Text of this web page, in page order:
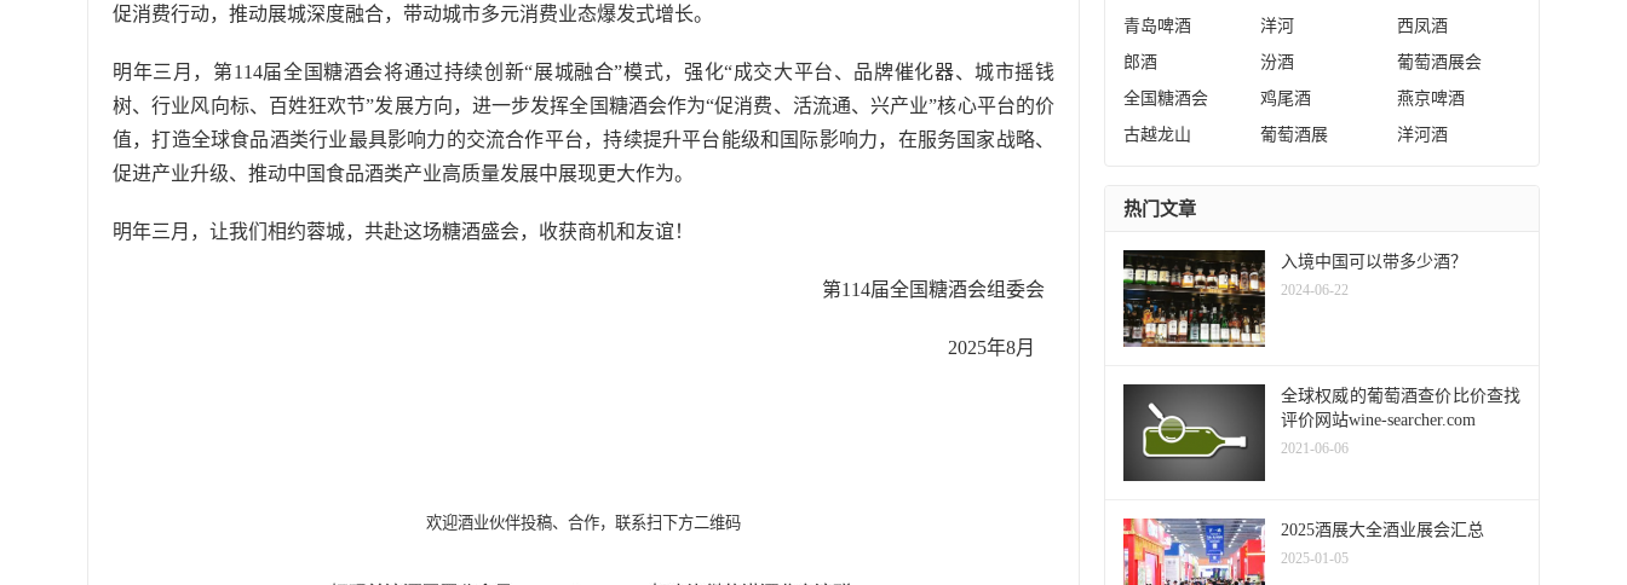
促消费行动，推动展城深度融合，带动城市多元消费业态爆发式增长。
明年三月，第114届全国糖酒会将通过持续创新“展城融合”模式，强化“成交大平台、品牌催化器、城市摇钱
树、行业风向标、百姓狂欢节”发展方向，进一步发挥全国糖酒会作为“促消费、活流通、兴产业”核心平台的价
值，打造全球食品酒类行业最具影响力的交流合作平台，持续提升平台能级和国际影响力，在服务国家战略、
促进产业升级、推动中国食品酒类产业高质量发展中展现更大作为。
明年三月，让我们相约蓉城，共赴这场糖酒盛会，收获商机和友谊！
第114届全国糖酒会组委会
2025年8月
欢迎酒业伙伴投稿、合作，联系扫下方二维码
青岛啤酒 洋河 西凤酒
郎酒 汾酒 葡萄酒展会
全国糖酒会 鸡尾酒 燕京啤酒
古越龙山 葡萄酒展 洋河酒
热门文章
入境中国可以带多少酒？
2024-06-22
全球权威的葡萄酒查价比价查找
评价网站wine-searcher.com
2021-06-06
2025酒展大全酒业展会汇总
2025-01-05